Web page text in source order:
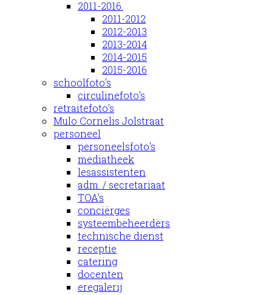
2011-2016.
2011-2012
2012-2013
2013-2014
2014-2015
2015-2016
schoolfoto's
circulinefoto's
retraitefoto's
Mulo Cornelis Jolstraat
personeel
personeelsfoto's
mediatheek
lesassistenten
adm. / secretariaat
TOA's
conciërges
systeembeheerders
technische dienst
receptie
catering
docenten
eregalerij